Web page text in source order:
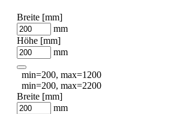
Breite [mm]
mm
Höhe [mm]
mm
min=200, max=1200
min=200, max=2200
Breite [mm]
mm